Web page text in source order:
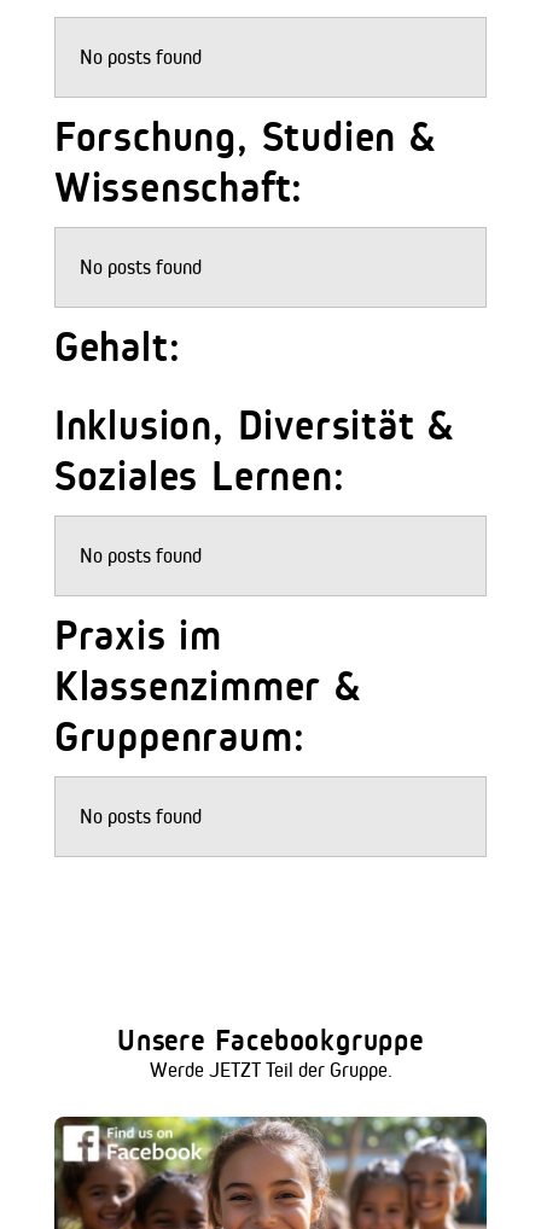
No posts found
Forschung, Studien &
Wissenschaft:
No posts found
Gehalt:
Inklusion, Diversität &
Soziales Lernen:
No posts found
Praxis im
Klassenzimmer &
Gruppenraum:
No posts found
Unsere Facebookgruppe
Werde JETZT Teil der Gruppe.